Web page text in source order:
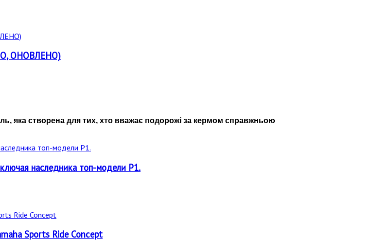
ОНОВЛЕНО)
яка створена для тих, хто вважає подорожі за кермом справжньою
наследника топ-модели P1.
Sports Ride Concept